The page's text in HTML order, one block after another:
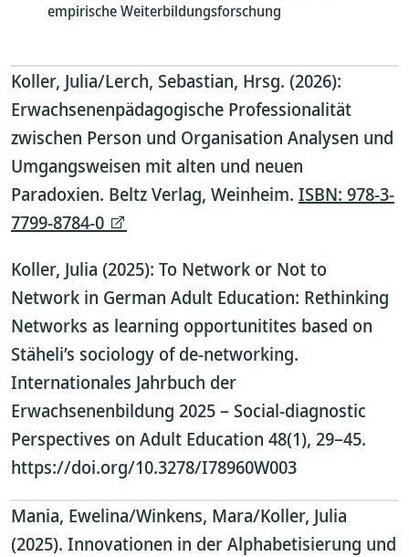
empirische Weiterbildungsforschung
Koller, Julia/Lerch, Sebastian, Hrsg. (2026):
Erwachsenenpädagogische Professionalität
zwischen Person und Organisation Analysen und
Umgangsweisen mit alten und neuen
Paradoxien. Beltz Verlag, Weinheim. ISBN: 978-3-
7799-8784-0
Koller, Julia (2025): To Network or Not to
Network in German Adult Education: Rethinking
Networks as learning opportunitites based on
Stäheli’s sociology of de-networking.
Internationales Jahrbuch der
Erwachsenenbildung 2025 – Social-diagnostic
Perspectives on Adult Education 48(1), 29–45.
https://doi.org/10.3278/I78960W003
Mania, Ewelina/Winkens, Mara/Koller, Julia
(2025). Innovationen in der Alphabetisierung und